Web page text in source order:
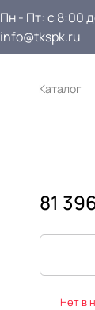
Пн - Пт: с 8:00
info@tkspk.ru
Каталог
81
Нет в